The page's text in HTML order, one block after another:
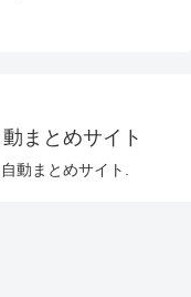
まとめサイト
動まとめサイト.